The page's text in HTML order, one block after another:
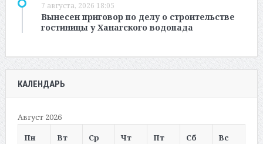
7 августа, 2026 18:05
Вынесен приговор по делу о строительстве
гостиницы у Ханагского водопада
КАЛЕНДАРЬ
Август 2026
Пн
Вт Ср Чт Пт Сб Вс